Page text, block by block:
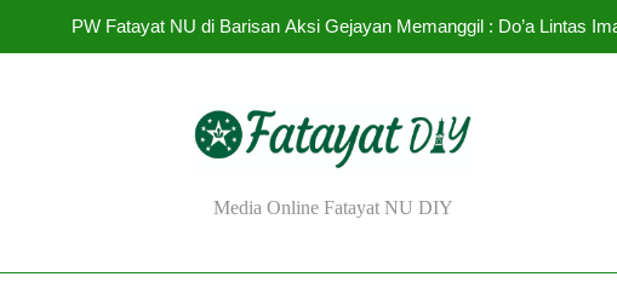
PW Fatayat NU di Barisan Aksi Gejayan Memanggil : Do’a Lintas
Rendahnya Partisipasi Pemimpin
Fatayat NU DIY
Media Online Fatayat NU DIY